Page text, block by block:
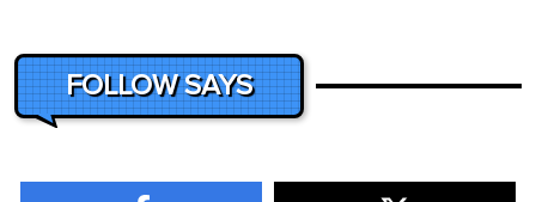
FOLLOW SAYS